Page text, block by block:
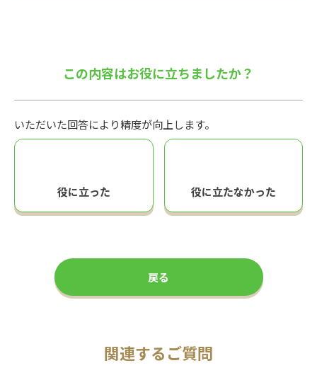
この内容はお役に立ちましたか？
いただいた回答により精度が向上します。
役に立った 役に立たなかった
戻る
関連するご質問